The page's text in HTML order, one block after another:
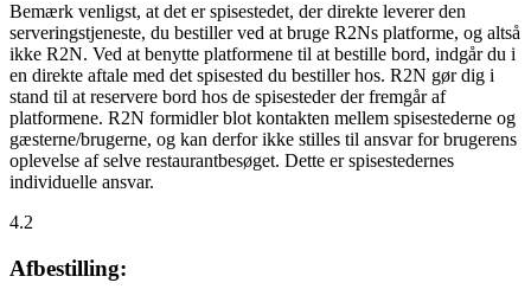
Bemærk venligst, at det er spisestedet, der direkte leverer den
serveringstjeneste, du bestiller ved at bruge R2Ns platforme, og altså
ikke R2N. Ved at benytte platformene til at bestille bord, indgår du i
en direkte aftale med det spisested du bestiller hos. R2N gør dig i
stand til at reservere bord hos de spisesteder der fremgår af
platformene. R2N formidler blot kontakten mellem spisestederne og
gæsterne/brugerne, og kan derfor ikke stilles til ansvar for brugerens
oplevelse af selve restaurantbesøget. Dette er spisestedernes
individuelle ansvar.
4.2
Afbestilling: